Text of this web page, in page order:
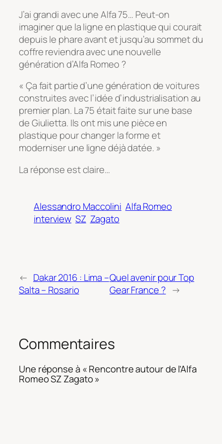
J’ai grandi avec une Alfa 75… Peut-on
imaginer que la ligne en plastique qui courait
depuis le phare avant et jusqu’au sommet du
coffre reviendra avec une nouvelle
génération d’Alfa Romeo ?
« Ça fait partie d’une génération de voitures
construites avec l’idée d’industrialisation au
premier plan. La 75 était faite sur une base
de Giulietta. Ils ont mis une pièce en
plastique pour changer la forme et
moderniser une ligne déjà datée. »
La réponse est claire…
Alessandro Maccolini Alfa Romeo
interview SZ Zagato
← Dakar 2016 : Lima –
Salta – Rosario
Quel avenir pour Top
Gear France ? →
Commentaires
Une réponse à « Rencontre autour de l’Alfa
Romeo SZ Zagato »